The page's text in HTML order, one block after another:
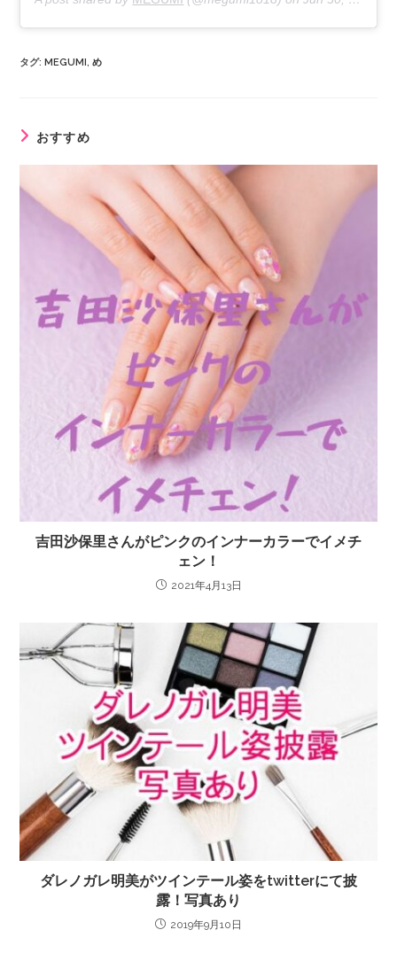
タグ: MEGUMI, め
おすすめ
吉田沙保里さんがピンクのインナーカラーでイメチ
ェン！
2021年4月13日
ダレノガレ明美がツインテール姿をtwitterにて披
露！写真あり
2019年9月10日